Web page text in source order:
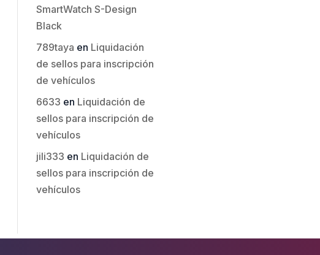
SmartWatch S-Design
Black
789taya en Liquidación
de sellos para inscripción
de vehículos
6633 en Liquidación de
sellos para inscripción de
vehículos
jili333 en Liquidación de
sellos para inscripción de
vehículos